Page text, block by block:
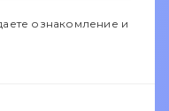
ознакомление и